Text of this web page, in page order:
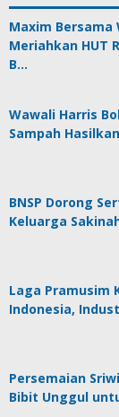
Maxim Bersama
Meriahkan HUT
B…
Wawali Harris
Sampah
BNSP Dorong
Keluarga
Laga Pramusim
Indonesia,
Persemaian
Bibit Unggul